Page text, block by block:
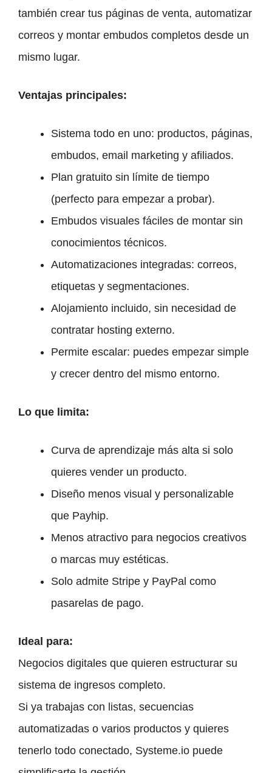
también crear tus páginas de venta, automatizar
correos y montar embudos completos desde un
mismo lugar.
Ventajas principales:
Sistema todo en uno: productos, páginas,
embudos, email marketing y afiliados.
Plan gratuito sin límite de tiempo
(perfecto para empezar a probar).
Embudos visuales fáciles de montar sin
conocimientos técnicos.
Automatizaciones integradas: correos,
etiquetas y segmentaciones.
Alojamiento incluido, sin necesidad de
contratar hosting externo.
Permite escalar: puedes empezar simple
y crecer dentro del mismo entorno.
Lo que limita:
Curva de aprendizaje más alta si solo
quieres vender un producto.
Diseño menos visual y personalizable
que Payhip.
Menos atractivo para negocios creativos
o marcas muy estéticas.
Solo admite Stripe y PayPal como
pasarelas de pago.
Ideal para:
Negocios digitales que quieren estructurar su
sistema de ingresos completo.
Si ya trabajas con listas, secuencias
automatizadas o varios productos y quieres
tenerlo todo conectado, Systeme.io puede